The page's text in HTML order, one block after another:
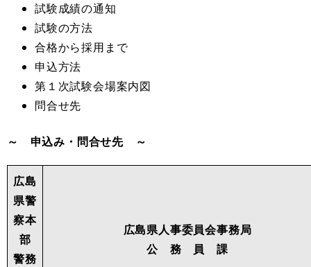
試験成績の通知
試験の方法
合格から採用まで
申込方法
第１次試験会場案内図
問合せ先
～ 申込み・問合せ先 ～
広島
県警
察本
部
警務
広島県人事委員会事務局
公 務 員 課